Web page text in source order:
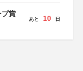
プ賞
あと 10 日